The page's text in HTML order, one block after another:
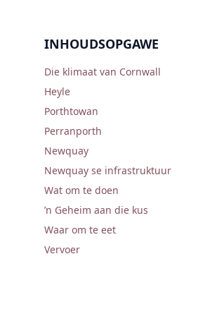
INHOUDSOPGAWE
Die klimaat van Cornwall
Heyle
Porthtowan
Perranporth
Newquay
Newquay se infrastruktuur
Wat om te doen
’n Geheim aan die kus
Waar om te eet
Vervoer